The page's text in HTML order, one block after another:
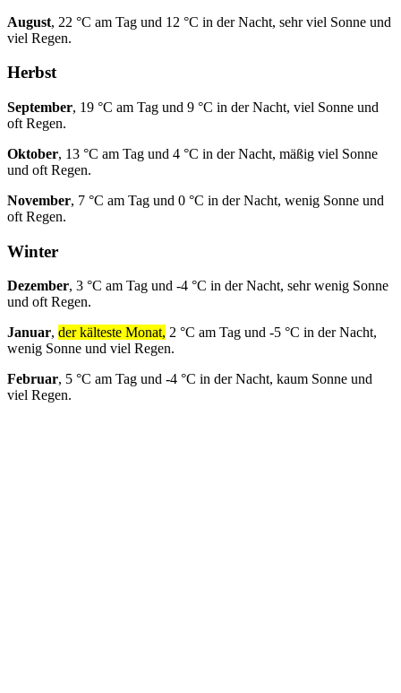
August, 22 °C am Tag und 12 °C in der Nacht, sehr viel Sonne und
viel Regen.
Herbst
September, 19 °C am Tag und 9 °C in der Nacht, viel Sonne und
oft Regen.
Oktober, 13 °C am Tag und 4 °C in der Nacht, mäßig viel Sonne
und oft Regen.
November, 7 °C am Tag und 0 °C in der Nacht, wenig Sonne und
oft Regen.
Winter
Dezember, 3 °C am Tag und -4 °C in der Nacht, sehr wenig Sonne
und oft Regen.
Januar, der kälteste Monat, 2 °C am Tag und -5 °C in der Nacht,
wenig Sonne und viel Regen.
Februar, 5 °C am Tag und -4 °C in der Nacht, kaum Sonne und
viel Regen.